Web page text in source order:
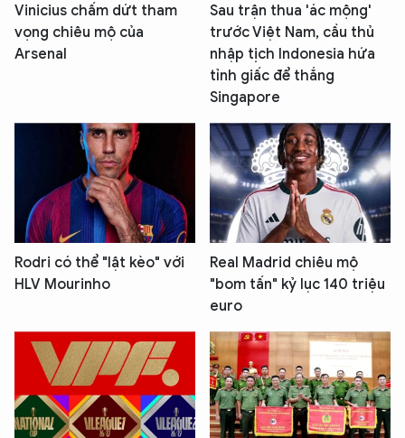
Vinicius chấm dứt tham
vọng chiêu mộ của
Arsenal
Sau trận thua 'ác mộng'
trước Việt Nam, cầu thủ
nhập tịch Indonesia hứa
tỉnh giấc để thắng
Singapore
Rodri có thể "lật kèo" với
HLV Mourinho
Real Madrid chiêu mộ
"bom tấn" kỷ lục 140 triệu
euro